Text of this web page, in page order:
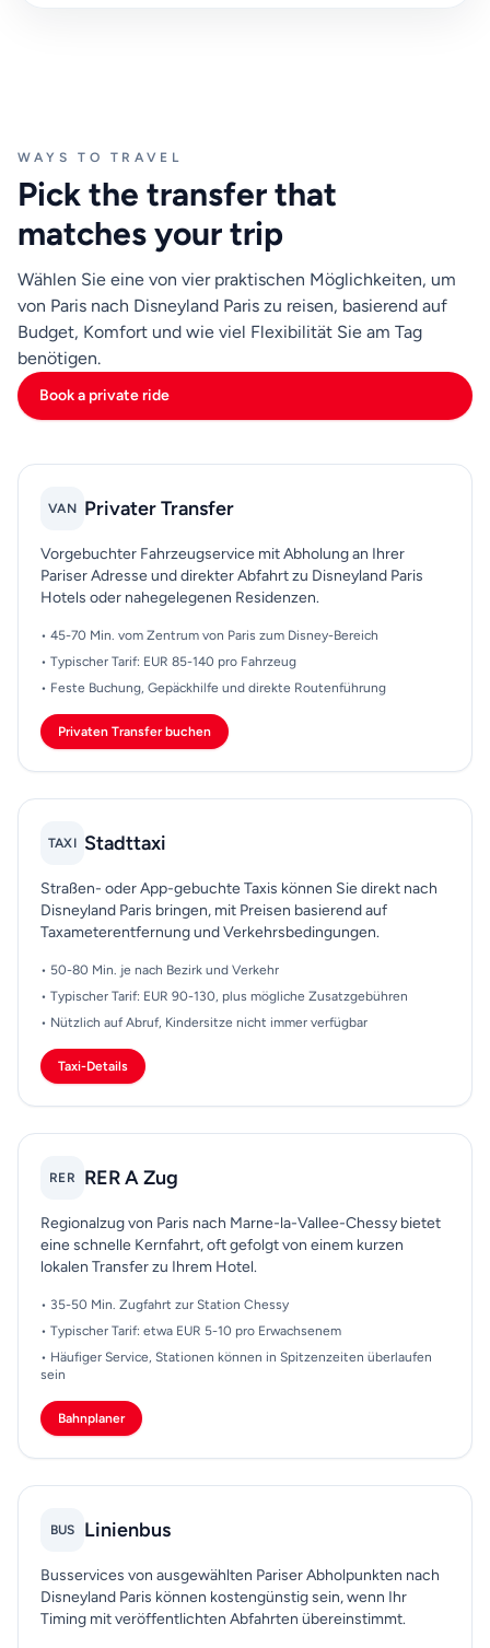
Ein praktischer Ansatz ist die Wahl des Transports
basierend auf Ihrem genauen Abholbezirk, der
Registrierungsfrist bei Disneyland Paris. Bestätigen Sie
Adressen im Voraus, halten Sie Telefondaten aktiv und
planen Sie einen bescheidenen Zeitpuffer ein. Diese
kleinen Schritte reduzieren Stress und machen den
Transfer von Paris eher organisiert als gehetzt.
WAYS TO TRAVEL
Pick the transfer that
matches your trip
Wählen Sie eine von vier praktischen Möglichkeiten, um
von Paris nach Disneyland Paris zu reisen, basierend auf
Budget, Komfort und wie viel Flexibilität Sie am Tag
benötigen.
Book a private ride
VAN Privater Transfer
Vorgebuchter Fahrzeugservice mit Abholung an Ihrer
Pariser Adresse und direkter Abfahrt zu Disneyland Paris
Hotels oder nahegelegenen Residenzen.
• 45-70 Min. vom Zentrum von Paris zum Disney-Bereich
• Typischer Tarif: EUR 85-140 pro Fahrzeug
• Feste Buchung, Gepäckhilfe und direkte Routenführung
Privaten Transfer buchen
TAXI Stadttaxi
Straßen- oder App-gebuchte Taxis können Sie direkt nach
Disneyland Paris bringen, mit Preisen basierend auf
Taxameterentfernung und Verkehrsbedingungen.
• 50-80 Min. je nach Bezirk und Verkehr
• Typischer Tarif: EUR 90-130, plus mögliche Zusatzgebühren
• Nützlich auf Abruf, Kindersitze nicht immer verfügbar
Taxi-Details
RER RER A Zug
Regionalzug von Paris nach Marne-la-Vallee-Chessy bietet
eine schnelle Kernfahrt, oft gefolgt von einem kurzen
lokalen Transfer zu Ihrem Hotel.
• 35-50 Min. Zugfahrt zur Station Chessy
• Typischer Tarif: etwa EUR 5-10 pro Erwachsenem
• Häufiger Service, Stationen können in Spitzenzeiten überlaufen
sein
Bahnplaner
BUS Linienbus
Busservices von ausgewählten Pariser Abholpunkten nach
Disneyland Paris können kostengünstig sein, wenn Ihr
Timing mit veröffentlichten Abfahrten übereinstimmt.